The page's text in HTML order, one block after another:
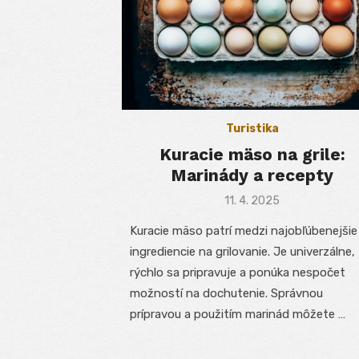
Turistika
Kuracie mäso na grile:
Marinády a recepty
Posted
11. 4. 2025
Kuracie mäso patrí medzi najobľúbenejšie
ingrediencie na grilovanie. Je univerzálne,
rýchlo sa pripravuje a ponúka nespočet
možností na dochutenie. Správnou
prípravou a použitím marinád môžete …